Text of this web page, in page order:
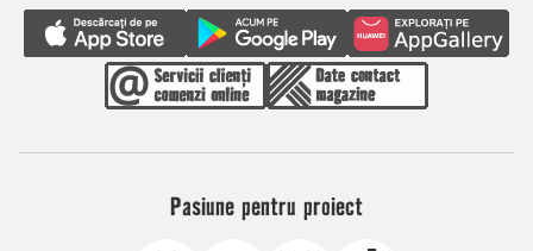
Pasiune pentru proiect